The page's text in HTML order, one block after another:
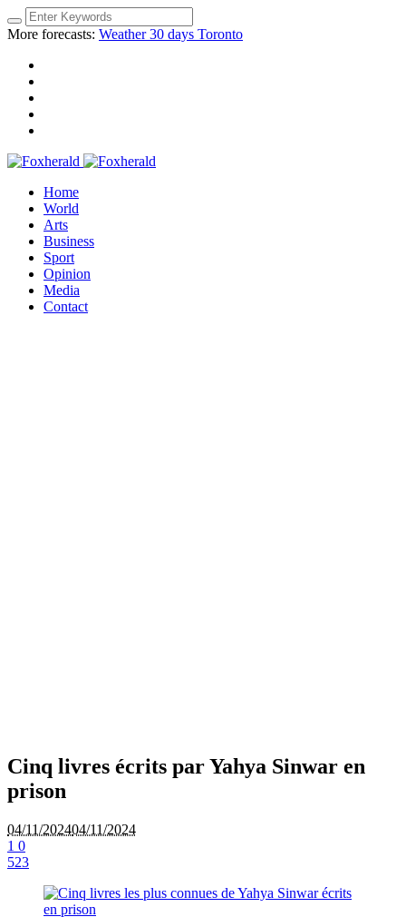
More forecasts: Weather 30 days Toronto
Home
World
Arts
Business
Sport
Opinion
Media
Contact
Cinq livres écrits par Yahya Sinwar en
prison
04/11/202404/11/2024
1 0
523